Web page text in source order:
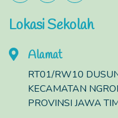
Lokasi Sekolah
Alamat
RT01/RW10
KECAMATAN
PROVINSI JAWA